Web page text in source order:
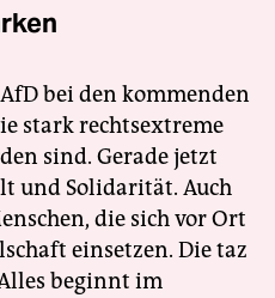
bei den kommenden
stark rechtsextreme
sind. Gerade jetzt
und Solidarität. Auch
die sich vor Ort
einsetzen. Die taz
beginnt im